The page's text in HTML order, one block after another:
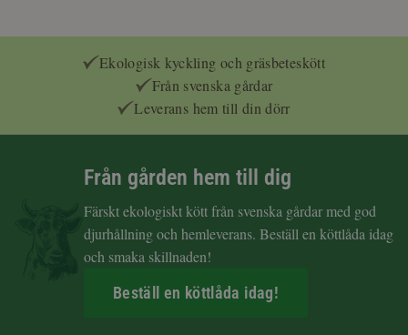
Ekologisk kyckling och gräsbeteskött
Från svenska gårdar
Leverans hem till din dörr
Från gården hem till dig
Färskt ekologiskt kött från svenska gårdar med god
djurhållning och hemleverans. Beställ en köttlåda idag
och smaka skillnaden!
Beställ en köttlåda idag!